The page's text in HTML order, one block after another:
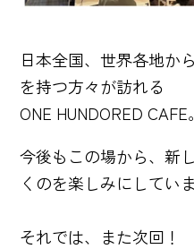
日本全国、世界各地か
を持つ方々が訪れる
ONE HUNDORED CAFE。
今後もこの場から、新
くのを楽しみにしてい
それでは、また次回！